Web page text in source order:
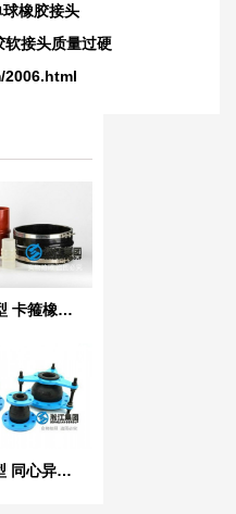
橡胶接头
软接头质量过硬
KKT型 卡箍橡胶接头
KYT型 同心异径橡胶接头